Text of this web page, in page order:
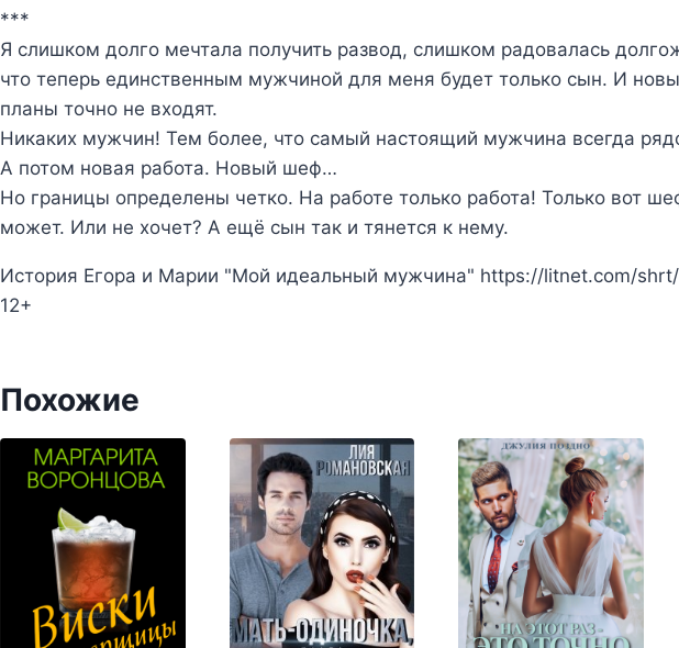
***
Я слишком долго мечтала получить развод, слишком радовалась
что теперь единственным мужчиной для меня будет только сын. И
планы точно не входят.
Никаких мужчин! Тем более, что самый настоящий мужчина всегда
А потом новая работа. Новый шеф…
Но границы определены четко. На работе только работа! Только вот
может. Или не хочет? А ещё сын так и тянется к нему.
История Егора и Марии "Мой идеальный мужчина" https://litnet.com/
12+
Похожие